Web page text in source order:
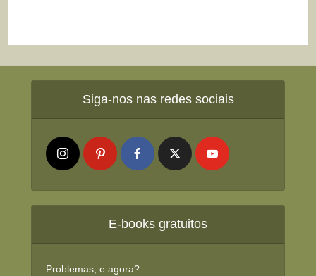
Siga-nos nas redes sociais
E-books gratuitos
Problemas, e agora?